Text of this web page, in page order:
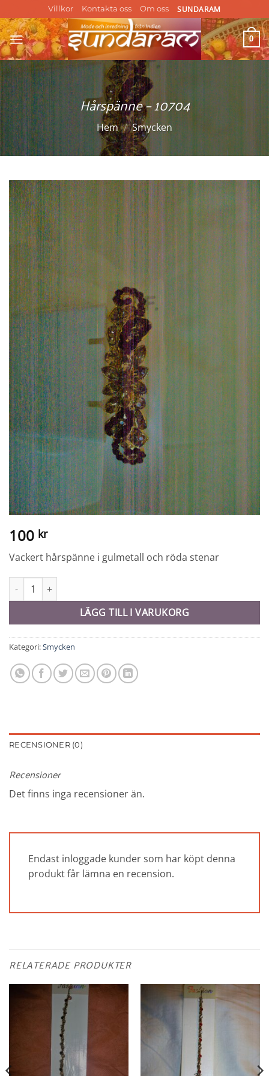
to
content
Villkor Kontakta oss Om oss SUNDARAM
0
Hårspänne – 10704
Hem / Smycken
100 kr
Vackert hårspänne i gulmetall och röda stenar
Hårspänne - 10704 mängd
LÄGG TILL I VARUKORG
Kategori:Smycken
RECENSIONER (0)
Recensioner
Det finns inga recensioner än.
Endast inloggade kunder som har köpt denna
produkt får lämna en recension.
RELATERADE PRODUKTER